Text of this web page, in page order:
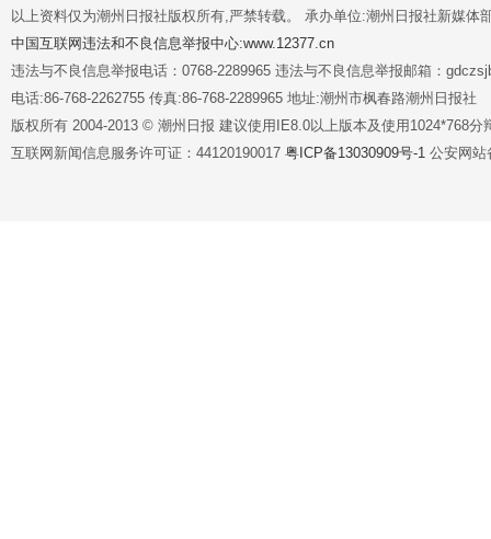
以上资料仅为潮州日报社版权所有,严禁转载。 承办单位:潮州日报社新媒体
中国互联网违法和不良信息举报中心:www.12377.cn
违法与不良信息举报电话：0768-2289965 违法与不良信息举报邮箱：
电话:86-768-2262755 传真:86-768-2289965 地址:潮州市枫春路潮州日报社
版权所有 2004-2013 © 潮州日报 建议使用IE8.0以上版本及使用1024*768分
互联网新闻信息服务许可证：44120190017 粤ICP备13030909号-1 公安网站